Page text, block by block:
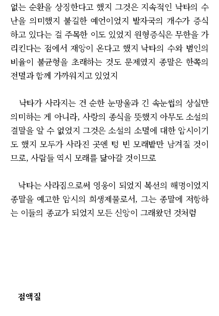
없는 순환을 상징한다고 했지 그것은 지속적인 낙타의 수
난을 의미했지 불길한 예언이었지 발자국의 개수가 증식
하고 있다는 걸 주목한 이도 있었지 원형증식은 무한을 가
리킨다는 점에서 재앙이 온다고 했지 낙타의 수와 범인의
비율이 불균형을 초래하는 것도 문제였지 종말은 한쪽의
전멸과 함께 가까워지고 있었지
낙타가 사라지는 건 순한 눈망울과 긴 속눈썹의 상실만
의미하는 게 아니라, 사랑의 종식을 뜻했지 아무도 소설의
결말을 알 수 없었지 그것은 소설의 소멸에 대한 암시이기
도 했지 모두가 사라진 곳엔 텅 빈 모래밭만 남겨질 것이
므로, 사람들 역시 모래를 닮아갈 것이므로
낙타는 사라짐으로써 영웅이 되었지 복선의 해명이었지
종말을 예고한 암시의 희생제물로서, 그는 종말에 저항하
는 이들의 종교가 되었지 모든 신앙이 그래왔던 것처럼
점액질